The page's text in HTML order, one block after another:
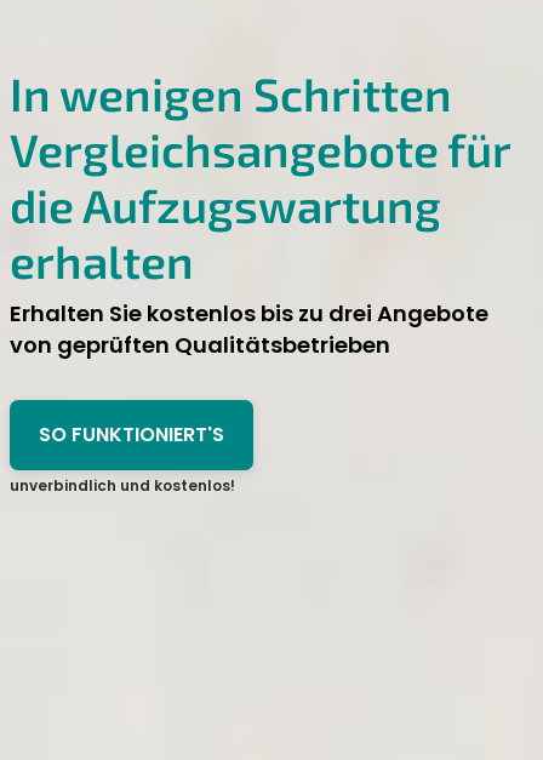
In wenigen Schritten
Vergleichs­angebote für
die Aufzugs­wartung
erhalten
Erhalten Sie kostenlos bis zu drei Angebote
von geprüften Qualitätsbetrieben
SO FUNKTIONIERT'S
unverbindlich und kostenlos!